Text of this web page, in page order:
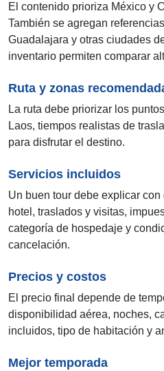
El contenido prioriza México y
También se agregan
Guadalajara y otras ciudades
inventario permiten comparar
Ruta y zonas
La ruta debe priorizar los
Laos, tiempos realistas de
para disfrutar el destino.
Servicios incluidos
Un buen tour debe explicar
hotel, traslados y visitas,
categoría de hospedaje y
cancelación.
Precios y costos
El precio final depende de
disponibilidad aérea, noches,
incluidos, tipo de habitación y
Mejor temporada